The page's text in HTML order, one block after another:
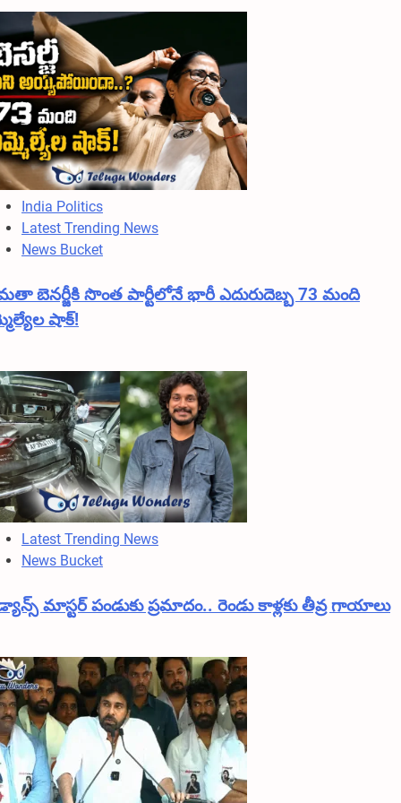
India Politics
Latest Trending News
News Bucket
బెనర్జీకి సొంత పార్టీలోనే భారీ ఎదురుదెబ్బ 73 మంది
షాక్!
Latest Trending News
News Bucket
మాస్టర్ పండుకు ప్రమాదం.. రెండు కాళ్లకు తీవ్ర గాయాలు